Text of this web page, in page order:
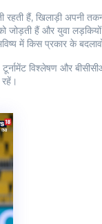
हैं, खिलाड़ी अपनी
जोड़ती हैं और युवा
में किस प्रकार के
विश्लेषण और